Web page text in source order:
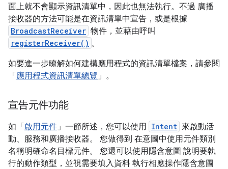
面上就不會顯示資訊清單中，因此也無法執行。不過 廣播
接收器的方法可能是在資訊清單中宣告，或是根據
BroadcastReceiver 物件，並藉由呼叫
registerReceiver() 。
如要進一步瞭解如何建構應用程式的資訊清單檔案，請參閱
「 應用程式資訊清單總覽」。
宣告元件功能
如「 啟用元件」一節所述，您可以使用 Intent 來啟動活
動、服務和廣播接收器。 您做得到 在意圖中使用元件類別
名稱明確命名目標元件。 您還可以使用隱含意圖 說明要執
行的動作類型，並視需要填入資料 執行相應操作隱含意圖